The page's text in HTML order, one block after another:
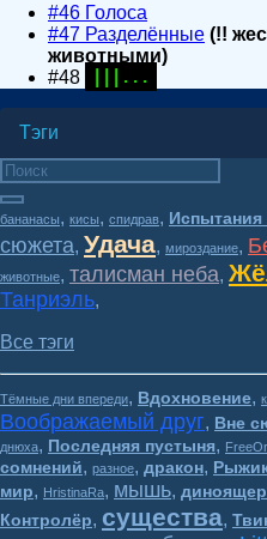
#46 Голоса
#47 Разделённые (!!
животными)
#48
| | | . . .
Тэги
бананасы, кисы, спидрав,
сюжета, Удача, мироздание,
животные, талисман неба,
Танриэль,
Все тэги
Тёмные дни впереди, Вдохновение,
Воображаемый друг, Вне
днюха, Последняя пустыня,
сомнений, разное, дракон,
мир, HristinaRa, мышь,
Контролёр, существа,